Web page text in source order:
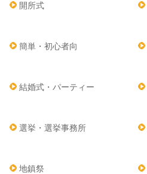
開所式
簡単・初心者向
結婚式・パーティー
選挙・選挙事務所
地鎮祭